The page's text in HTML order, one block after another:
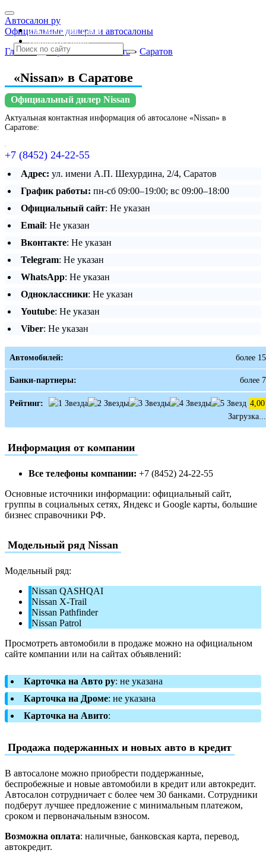
Автосалон ру
Официальные дилеры и автосалоны
Автосалоны Lada
Выбрать город
Главная » Саратовская область » Саратов
«Nissan» в Саратове
Официальный дилер Nissan
Актуальная контактная информация об автосалоне «Nissan» в
Саратове:
+7 (8452) 24-22-55
Адрес: ул. имени А.П. Шехурдина, 2/4, Саратов
График работы: пн-сб 09:00–19:00; вс 09:00–18:00
Официальный сайт: Не указан
Email: Не указан
Вконтакте: Не указан
Telegram: Не указан
WhatsApp: Не указан
Одноклассники: Не указан
Youtube: Не указан
Viber: Не указан
Автомобилей: более 15
Банки-партнеры: более 7
Рейтинг:
4,00
Загрузка...
Информация от компании
Все телефоны компании: +7 (8452) 24-22-55
Основные источники информации: официальный сайт,
группы в социальных сетях, Яндекс и Google карты, большие
бизнес справочники РФ.
Модельный ряд Nissan
Модельный ряд:
Nissan QASHQAI
Nissan X-Trail
Nissan Pathfinder
Nissan Patrol
Просмотреть автомобили в продаже можно на официальном
сайте компании или на сайтах объявлений:
Карточка на Авто ру: не указана
Карточка на Дроме: не указана
Карточка на Авито:
Продажа подержанных и новых авто в кредит
В автосалоне можно приобрести поддержанные,
беспробежные и новые автомобили в кредит или автокредит.
Автосалон сотрудничает с более чем 30 банками. Сотрудники
подберут лучшее предложение с минимальным платежом,
сроком и первоначальным взносом.
Возможна оплата: наличные, банковская карта, перевод,
автокредит.